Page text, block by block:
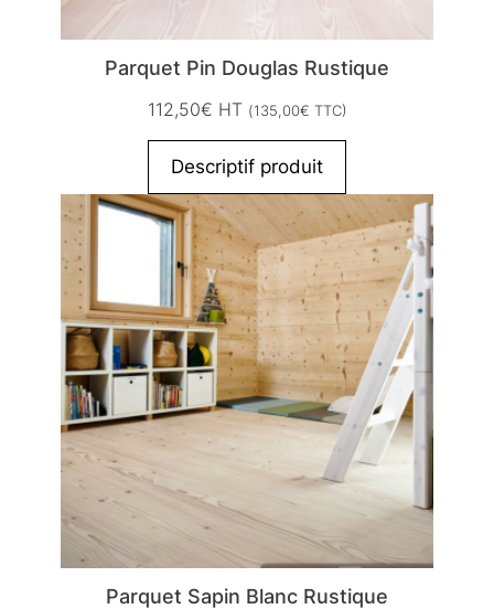
Parquet Pin Douglas Rustique
112,50€ HT (135,00€ TTC)
Descriptif produit
Parquet Sapin Blanc Rustique